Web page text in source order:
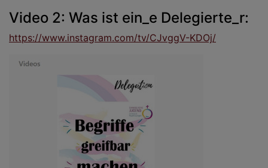
Video 2: Was ist ein_e Delegierte_r:
https://www.instagram.com/tv/CJvggV-KDOj/